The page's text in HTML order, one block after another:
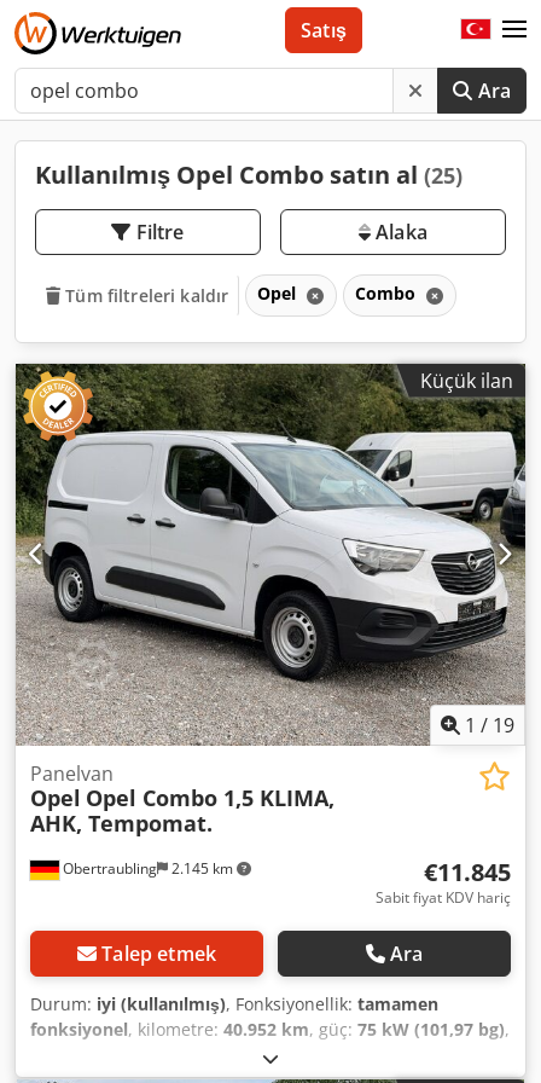
Ara
Satış
Kullanılmış Opel Combo satın al (25)
Filtre Alaka
Tüm filtreleri kaldır Opel Combo
Küçük ilan
1 / 19
Obertraubling 2.145 km
Panelvan
Opel Opel Combo 1,5 KLIMA,
AHK, Tempomat.
€11.845
Sabit fiyat KDV hariç
Talep etmek Ara
Durum: iyi (kullanılmış), Fonksiyonellik: tamamen
fonksiyonel, kilometre: 40.952 km, güç: 75 kW (101,97 bg),
, yakıt türü:dizel